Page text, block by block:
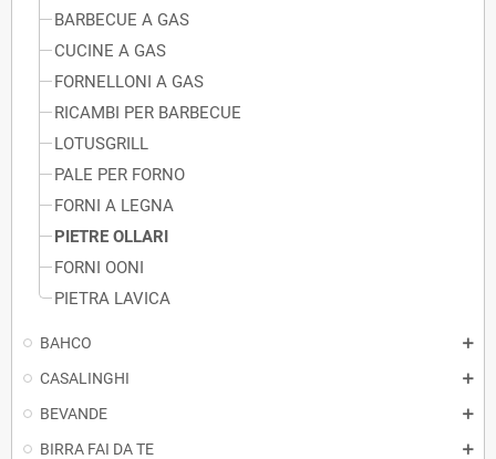
BARBECUE A GAS
CUCINE A GAS
FORNELLONI A GAS
RICAMBI PER BARBECUE
LOTUSGRILL
PALE PER FORNO
FORNI A LEGNA
PIETRE OLLARI
FORNI OONI
PIETRA LAVICA
BAHCO
CASALINGHI
BEVANDE
BIRRA FAI DA TE